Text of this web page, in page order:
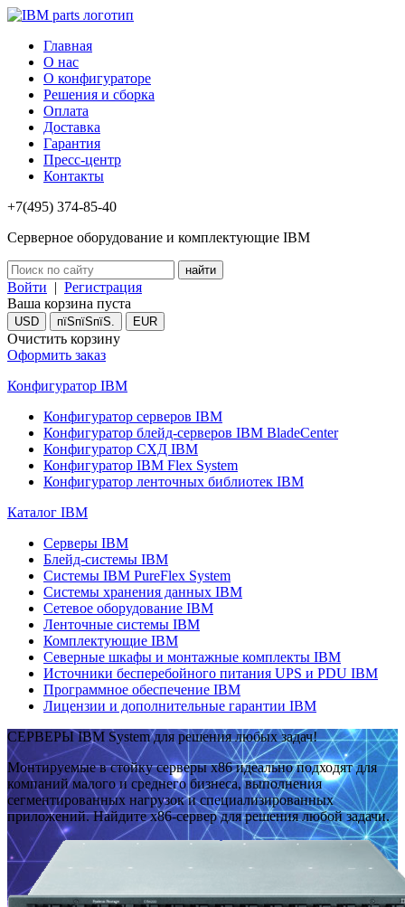
Главная
О нас
О конфигураторе
Решения и сборка
Оплата
Доставка
Гарантия
Пресс-центр
Контакты
+7(495) 374-85-40
Серверное оборудование и комплектующие IBM
Войти | Регистрация
Ваша корзина пуста
USD пїЅпїЅпїЅ. EUR
Очистить корзину
Оформить заказ
Конфигуратор IBM
Конфигуратор серверов IBM
Конфигуратор блейд-серверов IBM BladeCenter
Конфигуратор СХД IBM
Конфигуратор IBM Flex System
Конфигуратор ленточных библиотек IBM
Каталог IBM
Серверы IBM
Блейд-системы IBM
Системы IBM PureFlex System
Системы хранения данных IBM
Сетевое оборудование IBM
Ленточные системы IBM
Комплектующие IBM
Северные шкафы и монтажные комплекты IBM
Источники бесперебойного питания UPS и PDU IBM
Программное обеспечение IBM
Лицензии и дополнительные гарантии IBM
СЕРВЕРЫ IBM System для решения любых задач!
Монтируемые в стойку серверы x86 идеально подходят для
компаний малого и среднего бизнеса, выполнения
сегментированных нагрузок и специализированных
приложений. Найдите x86-сервер для решения любой задачи.